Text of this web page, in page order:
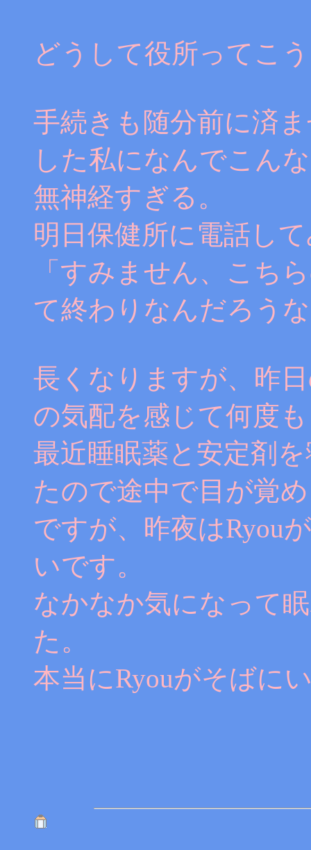
どうして役所ってこ
手続きも随分前に済
した私になんでこん
無神経すぎる。
明日保健所に電話し
「すみません、こち
て終わりなんだろう
長くなりますが、昨
の気配を感じて何度
最近睡眠薬と安定剤
たので途中で目が覚
ですが、昨夜はRyou
いです。
なかなか気になって
た。
本当にRyouがそばに